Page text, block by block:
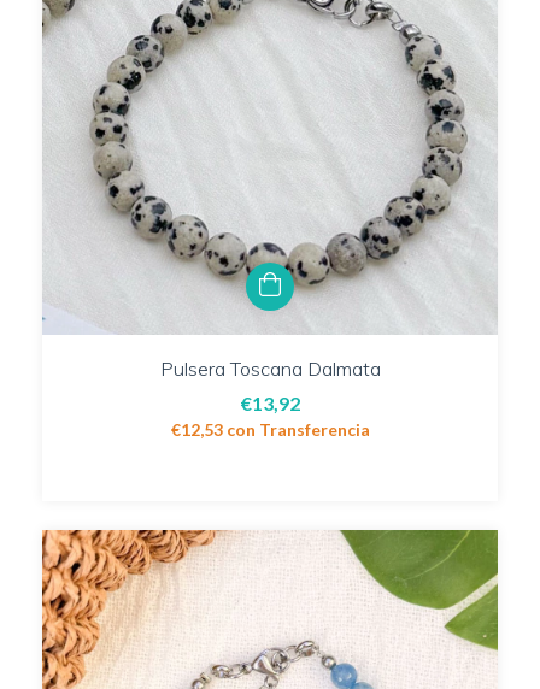
Pulsera Toscana Dalmata
€13,92
€12,53 con Transferencia